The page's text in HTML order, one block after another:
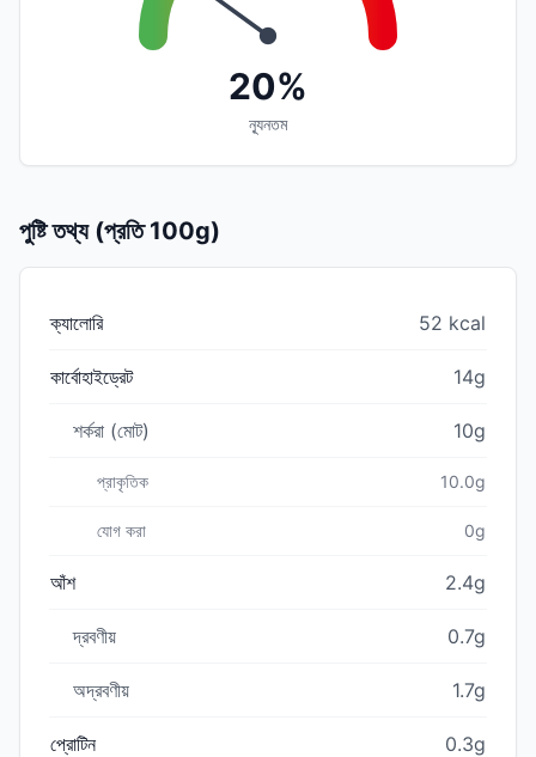
20%
ন্যূনতম
পুষ্টি তথ্য (প্রতি 100g)
ক্যালোরি 52 kcal
কার্বোহাইড্রেট 14g
শর্করা (মোট) 10g
প্রাকৃতিক 10.0g
যোগ করা 0g
আঁশ 2.4g
দ্রবণীয় 0.7g
অদ্রবণীয় 1.7g
প্রোটিন 0.3g